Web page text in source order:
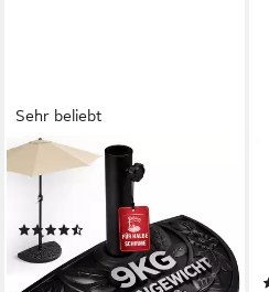
Sehr beliebt
Schirmhalter halbrund
schwarz
(125)
29,95 €
lieferbar - in 3-4 Werktagen bei dir